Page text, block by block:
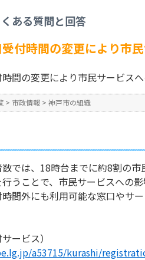
ある質問と回答
付時間の変更により市
間の変更により市民サービス
> 市政情報 > 神戸市の組織
では、18時台までに約8割の
うことで、市民サービスへの影
間外にも利用可能な窓口やサ
ービス）
a53715/kurashi/